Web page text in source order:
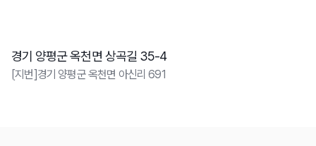
경기 양평군 옥천면 상곡길 35-4
[지번]경기 양평군 옥천면 아신리 691